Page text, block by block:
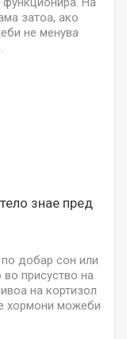
затоа, ако
не менува
знае пред
добар сон или
присуство на
на кортизол
хормони можеби